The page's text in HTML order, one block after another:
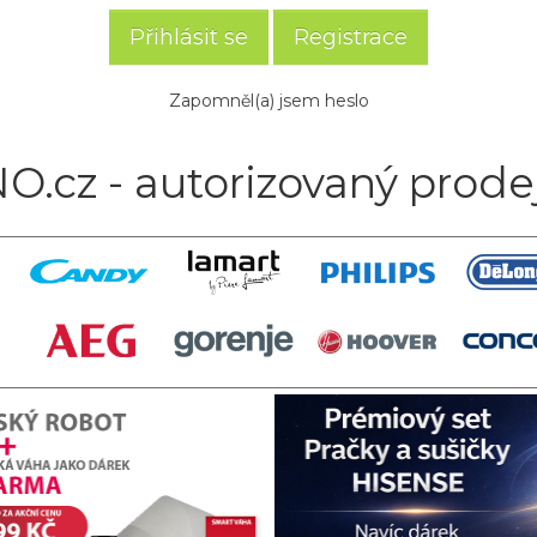
Registrace
Zapomněl(a) jsem heslo
- autorizovaný